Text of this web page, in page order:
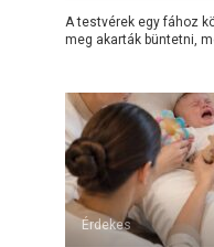
A testvérek egy fához
meg akarták büntetni,
Érdekes